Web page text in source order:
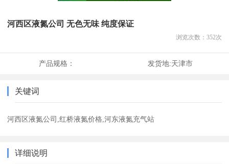
河西区液氮公司 无色无味 纯度保证
浏览次数： 352次
产品规格： 发货地:天津市
关键词
河西区液氮公司,红桥液氮价格,河东液氮充气站
详细说明